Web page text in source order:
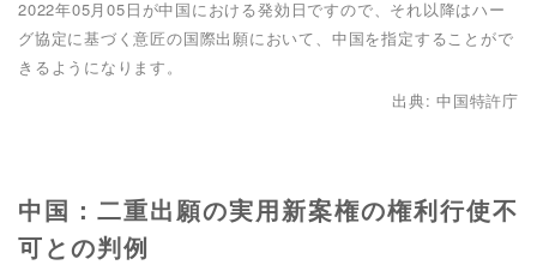
2022年05月05日が中国における発効日ですので、それ以降はハー
グ協定に基づく意匠の国際出願において、中国を指定することがで
きるようになります。
出典: 中国特許庁
中国：二重出願の実用新案権の権利行使不
可との判例